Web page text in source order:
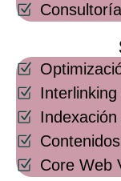
Consultoría
Interlinking
Indexación
Contenidos
Core Web